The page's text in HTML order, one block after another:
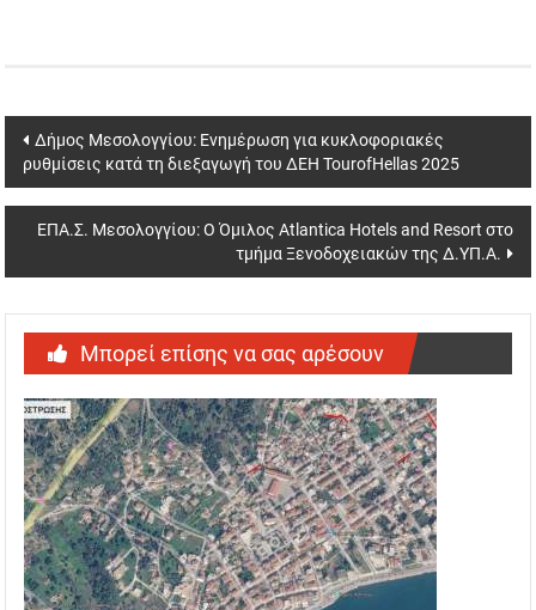
Post
navigation
Δήμος Μεσολογγίου: Ενημέρωση για κυκλοφοριακές
ρυθμίσεις κατά τη διεξαγωγή του ΔΕΗ TourofHellas 2025
ΕΠΑ.Σ. Μεσολογγίου: O Όμιλος Atlantica Hotels and Resort στο
τμήμα Ξενοδοχειακών της Δ.ΥΠ.Α.
Μπορεί επίσης να σας αρέσουν